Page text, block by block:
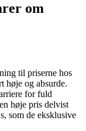
om
til priserne hos
høje og absurde.
for fuld
høje pris delvist
som de eksklusive